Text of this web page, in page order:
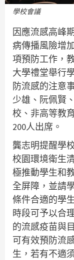
學校會議
因應流感高峰
病傳播風險增
項預防工作，
大學禮堂舉行
防流感的注意
少雄、阮佩賢
校、非高等教
200人出席。
龔志明提醒學
校園環境衛生
極推動學生和
全屏障，並請
條件合適的學
時段可予以合
的流感疫苗與
可有效預防流
生，若有不適